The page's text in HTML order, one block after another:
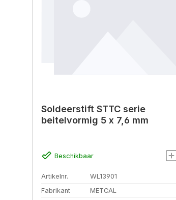
Soldeerstift STTC serie
beitelvormig 5 x 7,6 mm
Beschikbaar
Artikelnr.
WL13901
Fabrikant
METCAL